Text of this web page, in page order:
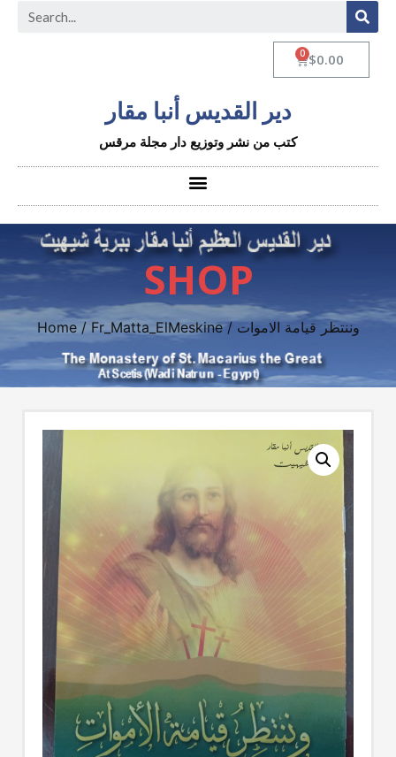
$0.00
دير القديس أنبا مقار
كتب من نشر وتوزيع دار مجلة مرقس
SHOP
Home/ Fr_Matta_ElMeskine / وننتظر قيامة الاموات